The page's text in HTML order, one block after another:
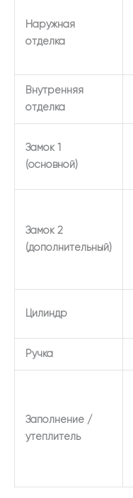
Наружная
отделка
Внутренняя
отделка
Замок 1
(основной)
Замок 2
(дополнительный)
Цилиндр
Ручка
Заполнение /
утеплитель